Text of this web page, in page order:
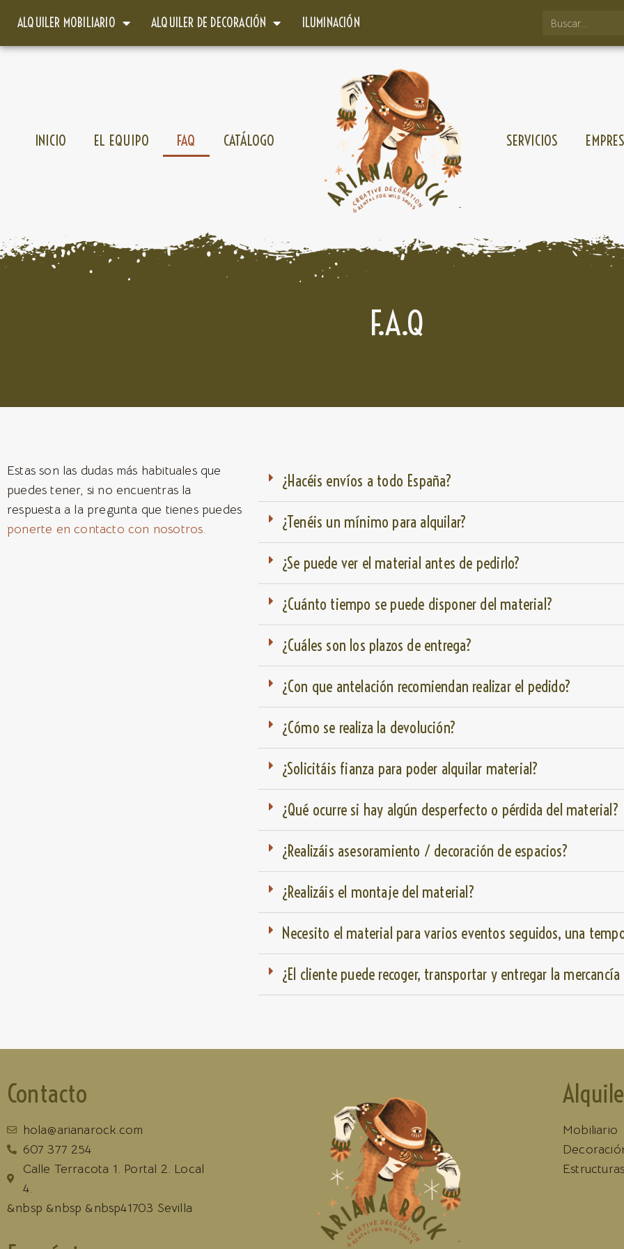
ALQUILER MOBILIARIO ALQUILER DE DECORACIÓN ILUMINACIÓN
INICIO EL EQUIPO FAQ CATÁLOGO SERVICIOS
F.A.Q
Estas son las dudas más habituales que
puedes tener, si no encuentras la
respuesta a la pregunta que tienes puedes
ponerte en contacto con nosotros.
¿Hacéis envíos a todo España?
¿Tenéis un mínimo para alquilar?
¿Se puede ver el material antes de pedirlo?
¿Cuánto tiempo se puede disponer del material?
¿Cuáles son los plazos de entrega?
¿Con que antelación recomiendan realizar el pedido?
¿Cómo se realiza la devolución?
¿Solicitáis fianza para poder alquilar material?
¿Qué ocurre si hay algún desperfecto o pérdida del material?
¿Realizáis asesoramiento / decoración de espacios?
¿Realizáis el montaje del material?
Necesito el material para varios eventos seguidos, una
¿El cliente puede recoger, transportar y entregar la mercancía
Contacto
hola@arianarock.com
607 377 254
Calle Terracota 1. Portal 2. Local
4.
&nbsp &nbsp &nbsp41703 Sevilla
Mobiliario
Estructuras